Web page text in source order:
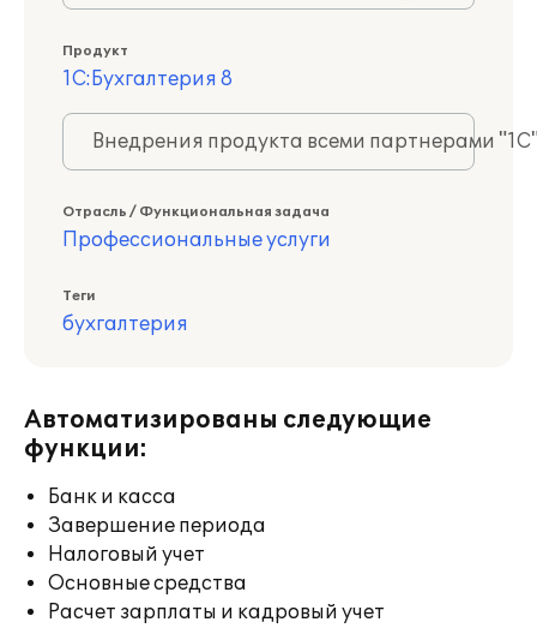
Продукт
1С:Бухгалтерия 8
Внедрения продукта всеми партнерами
Отрасль / Функциональная задача
Профессиональные услуги
Теги
бухгалтерия
Автоматизированы следующие
функции:
Банк и касса
Завершение периода
Налоговый учет
Основные средства
Расчет зарплаты и кадровый учет